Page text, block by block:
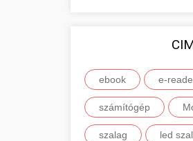
ebook e-
számítógép
szalag led